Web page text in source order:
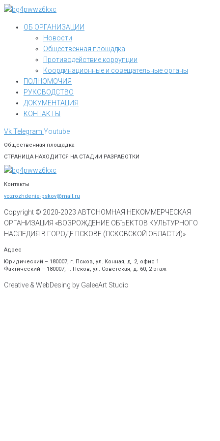
Перейти
контентуОБ ОРГАНИЗАЦИИ
Новости
Общественная площадка
Противодействие коррупции
Координационные и совещательные органы
ПОЛНОМОЧИЯ
РУКОВОДСТВО
ДОКУМЕНТАЦИЯ
КОНТАКТЫ
VkTelegram Youtube
Общественная площадка
СТРАНИЦА НАХОДИТСЯ НА СТАДИИ РАЗРАБОТКИ
Контакты
vozrozhdenie-pskov@mail.ru
Copyright © 2020-2023 АВТОНОМНАЯ НЕКОММЕРЧЕСКАЯ
ОРГАНИЗАЦИЯ «ВОЗРОЖДЕНИЕ ОБЪЕКТОВ КУЛЬТУРНОГО
НАСЛЕДИЯ В ГОРОДЕ ПСКОВЕ (ПСКОВСКОЙ ОБЛАСТИ)»
Адрес
Юридический – 180007, г. Псков, ул. Конная, д. 2, офис 1
Фактический – 180007, г. Псков, ул. Советская, д. 60, 2 этаж
Creative & WebDesing by GaleeArt Studio